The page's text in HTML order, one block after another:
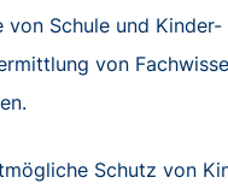
von Schule und
von
Schutz von